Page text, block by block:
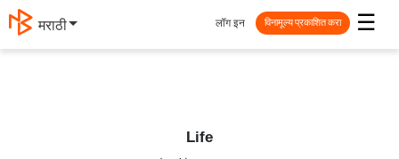
मराठी ☰
लॉग इन विनामूल्य प्रकाशित करा
Life